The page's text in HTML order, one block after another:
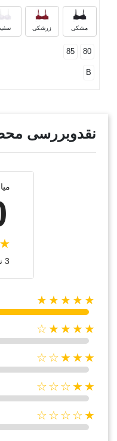
مشکی زرشکی
80
85
B
نقدوبررسی
3 نقد و بررسی‌‌
★★★★★
★★★★☆
★★★☆☆
★★☆☆☆
★☆☆☆☆